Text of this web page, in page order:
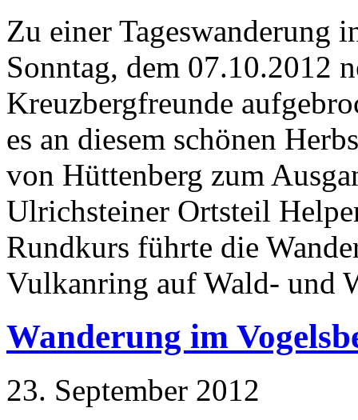
Zu einer Tageswanderung
Sonntag, dem 07.10.2012
Kreuzbergfreunde
es an diesem schönen
von Hüttenberg zum
Ulrichsteiner Ortsteil
Rundkurs führte die
Vulkanring auf Wald- und
Wanderung im
23. September 2012